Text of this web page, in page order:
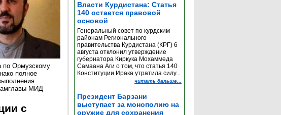
по Ормузскому
полное
МИД
с
Власти Курдистана: Статья
140 остается правовой
основой
Генеральный совет по курдским
районам Регионального
правительства Курдистана (КРГ) 6
августа отклонил утверждение
губернатора Киркука Мохаммеда
Самаана Аги о том, что статья 140
Конституции Ирака утратила силу...
читать дальше...
Президент Барзани
выступает за монополию на
оружие для сохранения